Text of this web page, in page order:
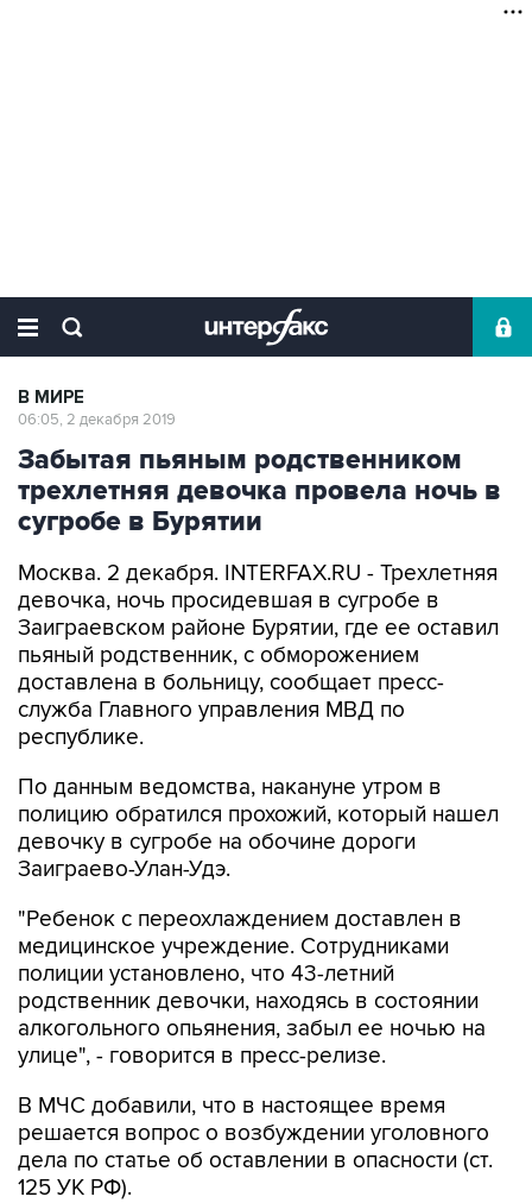
В МИРЕ
06:05, 2 декабря 2019
Забытая пьяным родственником
трехлетняя девочка провела ночь в
сугробе в Бурятии
Москва. 2 декабря. INTERFAX.RU - Трехлетняя
девочка, ночь просидевшая в сугробе в
Заиграевском районе Бурятии, где ее оставил
пьяный родственник, с обморожением
доставлена в больницу, сообщает пресс-
служба Главного управления МВД по
республике.
По данным ведомства, накануне утром в
полицию обратился прохожий, который нашел
девочку в сугробе на обочине дороги
Заиграево-Улан-Удэ.
"Ребенок с переохлаждением доставлен в
медицинское учреждение. Сотрудниками
полиции установлено, что 43-летний
родственник девочки, находясь в состоянии
алкогольного опьянения, забыл ее ночью на
улице", - говорится в пресс-релизе.
В МЧС добавили, что в настоящее время
решается вопрос о возбуждении уголовного
дела по статье об оставлении в опасности (ст.
125 УК РФ).